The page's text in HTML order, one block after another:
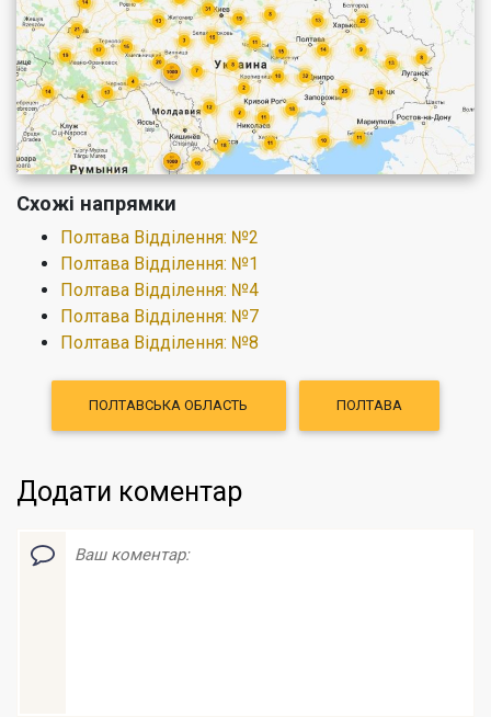
Схожі напрямки
Полтава Відділення: №2
Полтава Відділення: №1
Полтава Відділення: №4
Полтава Відділення: №7
Полтава Відділення: №8
ПОЛТАВСЬКА ОБЛАСТЬ ПОЛТАВА
Додати коментар